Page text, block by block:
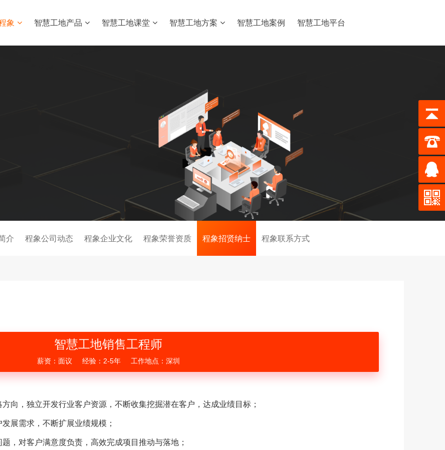
象 智慧工地产品 智慧工地课堂 智慧工地方案 智慧工地案例 智慧工地平台
介 程象公司动态 程象企业文化 程象荣誉资质 程象招贤纳士 程象联系方式
智慧工地销售工程师
薪资：面议 经验：2-5年 工作地点：深圳
向，独立开发行业客户资源，不断收集挖掘潜在客户，达成业绩目标；
展需求，不断扩展业绩规模；
，对客户满意度负责，高效完成项目推动与落地；